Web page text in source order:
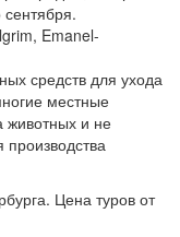
Emanel-
средств для ухода
местные
животных и не
Цена туров от